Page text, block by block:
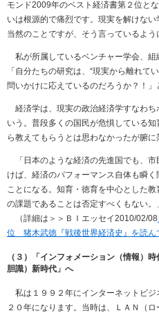
モンド2009年のベスト経済書第２位と
いは根源的で痛烈です。現実を解けな
当然のことですが、そう言っているよう
私が所属しているベンチャー学会、
「自分たちの研究は、“現実から離れて
問いかけに応えているのだろうか？！」
経済学は、現実の政治経済学すなわち
いう。普段多くの国民が危惧している
ら教えてもらうとは思わなかったが腑に
「日本のような経済の先進国でも、市
けば、経済のパフォーマンス自体も瞬
ことになる。知育・徳育を中心とした
の課題であることは否定すべくもない。」
（詳細は＞＞ＢＩエッセイ2010/02/08
位 猪木武徳『戦後世界経済史』を読ん
（３）「インフォメーション（情報）
胆識）新時代」へ
私は１９９２年にインターネットビ
２０年になります。当時は、ＬＡＮ（